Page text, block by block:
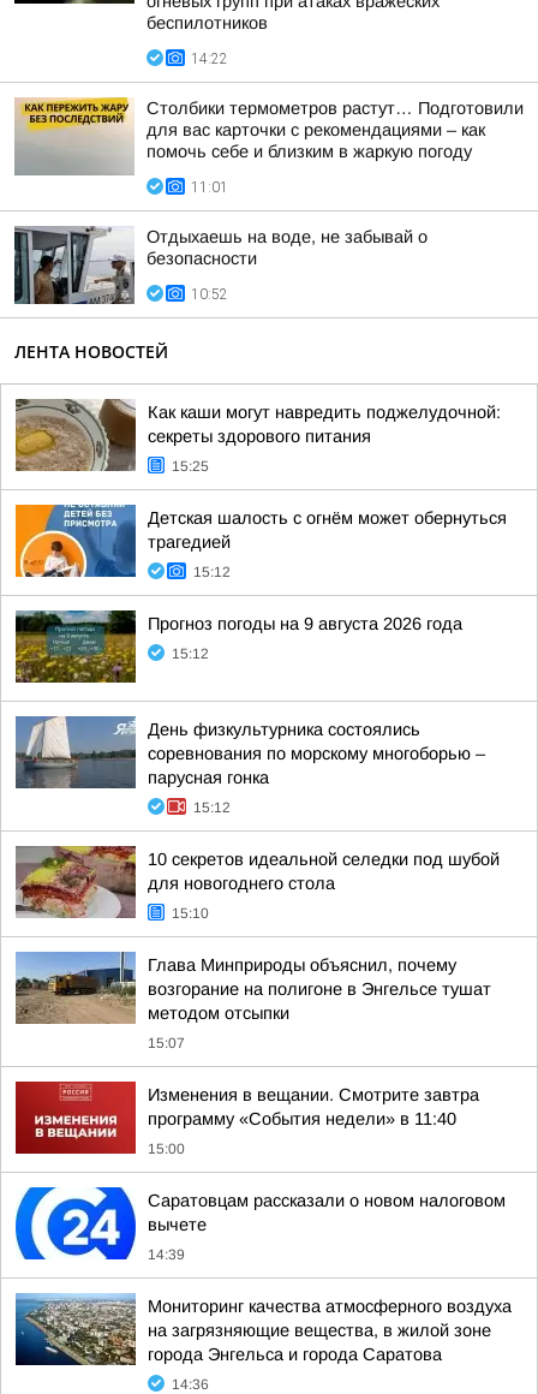
беспилотников
14:22
Столбики термометров растут… Подготовили
для вас карточки с рекомендациями – как
помочь себе и близким в жаркую погоду
11:01
Отдыхаешь на воде, не забывай о
безопасности
10:52
ЛЕНТА НОВОСТЕЙ
Как каши могут навредить поджелудочной:
секреты здорового питания
15:25
Детская шалость с огнём может обернуться
трагедией
15:12
Прогноз погоды на 9 августа 2026 года
15:12
День физкультурника состоялись
соревнования по морскому многоборью –
парусная гонка
15:12
10 секретов идеальной селедки под шубой
для новогоднего стола
15:10
Глава Минприроды объяснил, почему
возгорание на полигоне в Энгельсе тушат
методом отсыпки
15:07
Изменения в вещании. Смотрите завтра
программу «События недели» в 11:40
15:00
Саратовцам рассказали о новом налоговом
вычете
14:39
Мониторинг качества атмосферного воздуха
на загрязняющие вещества, в жилой зоне
города Энгельса и города Саратова
14:36